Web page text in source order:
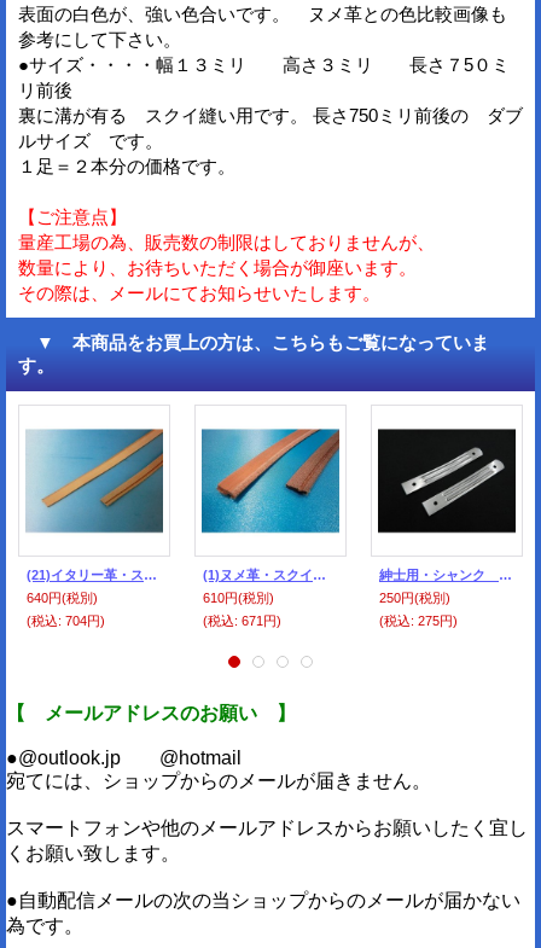
表面の白色が、強い色合いです。 ヌメ革との色比較画像も
参考にして下さい。
●サイズ・・・・幅１３ミリ 高さ３ミリ 長さ７5０ミ
リ前後
裏に溝が有る スクイ縫い用です。 長さ750ミリ前後の ダブ
ルサイズ です。
１足＝２本分の価格です。
【ご注意点】
量産工場の為、販売数の制限はしておりませんが、
数量により、お待ちいただく場合が御座います。
その際は、メールにてお知らせいたします。
▼ 本商品をお買上の方は、こちらもご覧になっていま
す。
(21)イタリー革・スクイ縫い用・シングル
640円(税別)
(税込: 704円)
(1)ヌメ革・スクイ縫い用・ダブル.
610円(税別)
(税込: 671円)
紳士用・シャンク （５足セット・20セット以上は数を袋か箱入れ）
250円(税別)
(税込: 275円)
【 メールアドレスのお願い 】
●@outlook.jp @hotmail
宛てには、ショップからのメールが届きません。
スマートフォンや他のメールアドレスからお願いしたく宜し
くお願い致します。
●自動配信メールの次の当ショップからのメールが届かない
為です。